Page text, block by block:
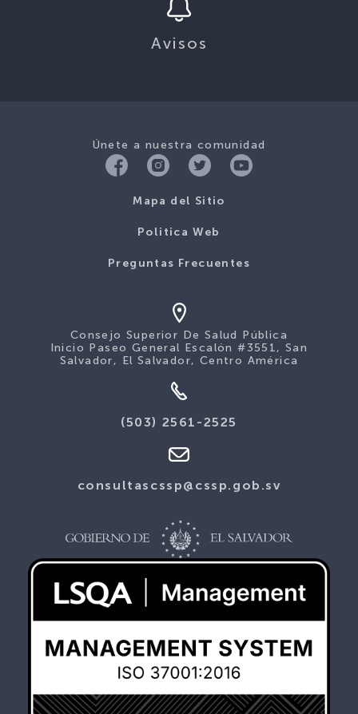
Avisos
Únete a nuestra comunidad
Mapa del Sitio
Politica Web
Preguntas Frecuentes
Consejo Superior De Salud Pública
Inicio Paseo General Escalón #3551, San
Salvador, El Salvador, Centro América
(503) 2561-2525
consultascssp@cssp.gob.sv